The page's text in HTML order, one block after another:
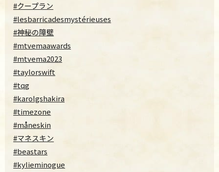
#クープラン
#lesbarricadesmystérieuses
#神秘の障壁
#mtvemaawards
#mtvema2023
#taylorswift
#tqg
#karolgshakira
#timezone
#måneskin
#マネスキン
#beastars
#kylieminogue